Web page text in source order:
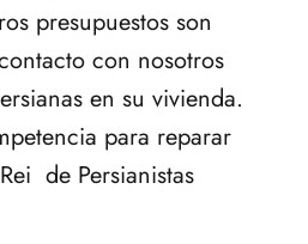
presupuestos son
con nosotros
en su vivienda.
para reparar
de Persianistas